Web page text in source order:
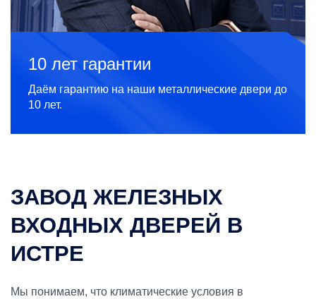
10 лет гарантии
Даём гарантию на наши металлические двери до
10 лет.
ЗАВОД ЖЕЛЕЗНЫХ
ВХОДНЫХ ДВЕРЕЙ В
ИСТРЕ
Мы понимаем, что климатические условия в